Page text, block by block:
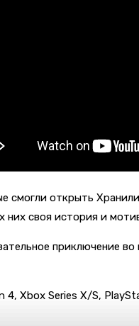
смогли открыть
них своя история и
приключение
4, Xbox Series X/S,